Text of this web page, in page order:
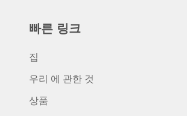
빠른 링크
집
우리 에 관한 것
상품